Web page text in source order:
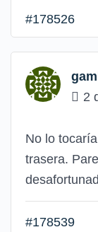
#178526
2
No lo
trasera.
#178539